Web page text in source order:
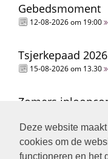
Deze website
cookies om de
functioneren en het
Gebedsmoment
12-08-2026 om 19:00
Tsjerkepaad 2026
15-08-2026 om 13.30
Zomers
Zomers